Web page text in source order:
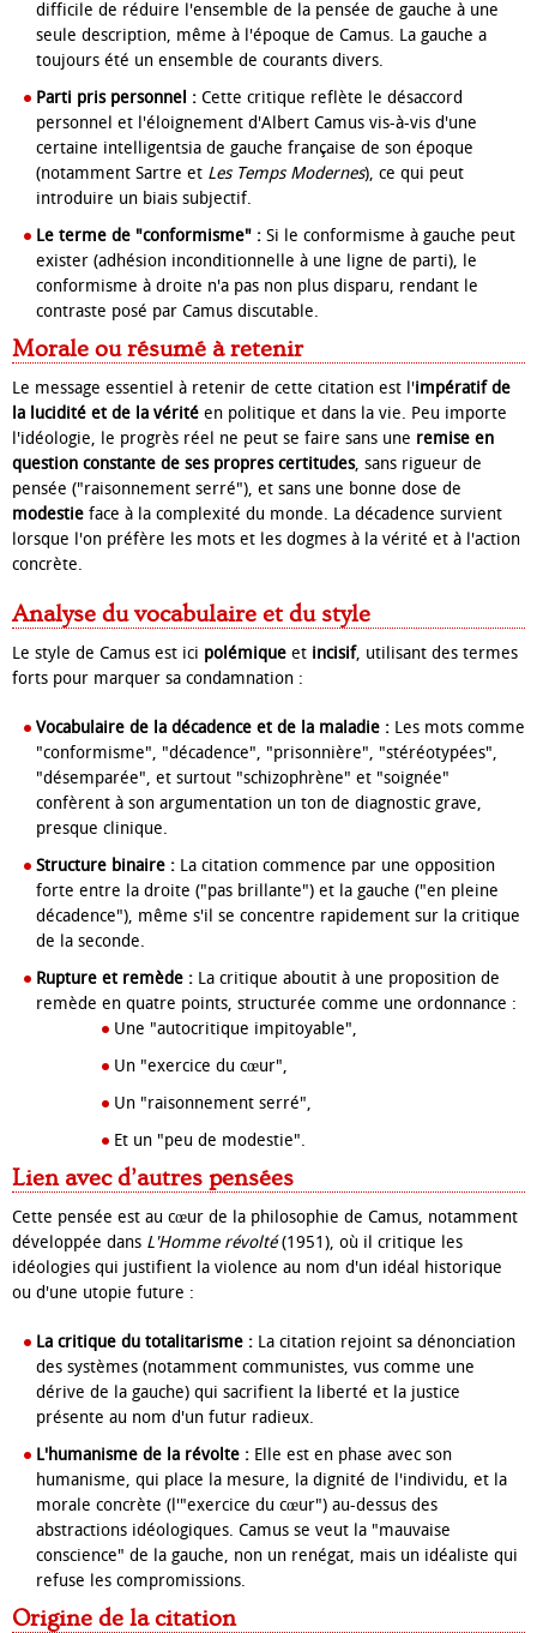
difficile de réduire l'ensemble de la pensée de gauche à une
seule description, même à l'époque de Camus. La gauche a
toujours été un ensemble de courants divers.
Parti pris personnel : Cette critique reflète le désaccord
personnel et l'éloignement d'Albert Camus vis-à-vis d'une
certaine intelligentsia de gauche française de son époque
(notamment Sartre et Les Temps Modernes), ce qui peut
introduire un biais subjectif.
Le terme de "conformisme" : Si le conformisme à gauche peut
exister (adhésion inconditionnelle à une ligne de parti), le
conformisme à droite n'a pas non plus disparu, rendant le
contraste posé par Camus discutable.
Morale ou résumé à retenir
Le message essentiel à retenir de cette citation est l'impératif de
la lucidité et de la vérité en politique et dans la vie. Peu importe
l'idéologie, le progrès réel ne peut se faire sans une remise en
question constante de ses propres certitudes, sans rigueur de
pensée ("raisonnement serré"), et sans une bonne dose de
modestie face à la complexité du monde. La décadence survient
lorsque l'on préfère les mots et les dogmes à la vérité et à l'action
concrète.
Analyse du vocabulaire et du style
Le style de Camus est ici polémique et incisif, utilisant des termes
forts pour marquer sa condamnation :
Vocabulaire de la décadence et de la maladie : Les mots comme
"conformisme", "décadence", "prisonnière", "stéréotypées",
"désemparée", et surtout "schizophrène" et "soignée"
confèrent à son argumentation un ton de diagnostic grave,
presque clinique.
Structure binaire : La citation commence par une opposition
forte entre la droite ("pas brillante") et la gauche ("en pleine
décadence"), même s'il se concentre rapidement sur la critique
de la seconde.
Rupture et remède : La critique aboutit à une proposition de
remède en quatre points, structurée comme une ordonnance :
Une "autocritique impitoyable",
Un "exercice du cœur",
Un "raisonnement serré",
Et un "peu de modestie".
Lien avec d’autres pensées
Cette pensée est au cœur de la philosophie de Camus, notamment
développée dans L'Homme révolté(1951), où il critique les
idéologies qui justifient la violence au nom d'un idéal historique
ou d'une utopie future :
La critique du totalitarisme : La citation rejoint sa dénonciation
des systèmes (notamment communistes, vus comme une
dérive de la gauche) qui sacrifient la liberté et la justice
présente au nom d'un futur radieux.
L'humanisme de la révolte : Elle est en phase avec son
humanisme, qui place la mesure, la dignité de l'individu, et la
morale concrète (l'"exercice du cœur") au-dessus des
abstractions idéologiques. Camus se veut la "mauvaise
conscience" de la gauche, non un renégat, mais un idéaliste qui
refuse les compromissions.
Origine de la citation